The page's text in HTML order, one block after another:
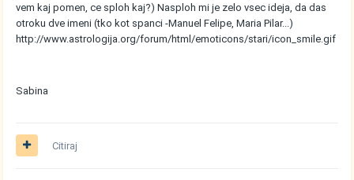
vem kaj pomen, ce sploh kaj?) Nasploh mi je zelo vsec ideja, da das
otroku dve imeni (tko kot spanci -Manuel Felipe, Maria Pilar...)
http://www.astrologija.org/forum/html/emoticons/stari/icon_smile.gif
Sabina
Citiraj